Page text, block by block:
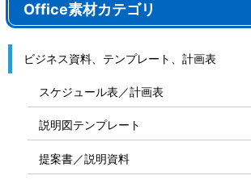
Office素材カテゴリ
ビジネス資料、テンプレート、計画表
スケジュール表／計画表
説明図テンプレート
提案書／説明資料